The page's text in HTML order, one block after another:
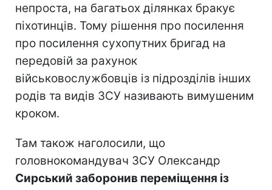
непроста, на багатьох ділянках бракує
піхотинців. Тому рішення про посилення
про посилення сухопутних бригад на
передовій за рахунок
військовослужбовців із підрозділів інших
родів та видів ЗСУ називають вимушеним
кроком.
Там також наголосили, що
головнокомандувач ЗСУ Олександр
Сирський заборонив переміщення із